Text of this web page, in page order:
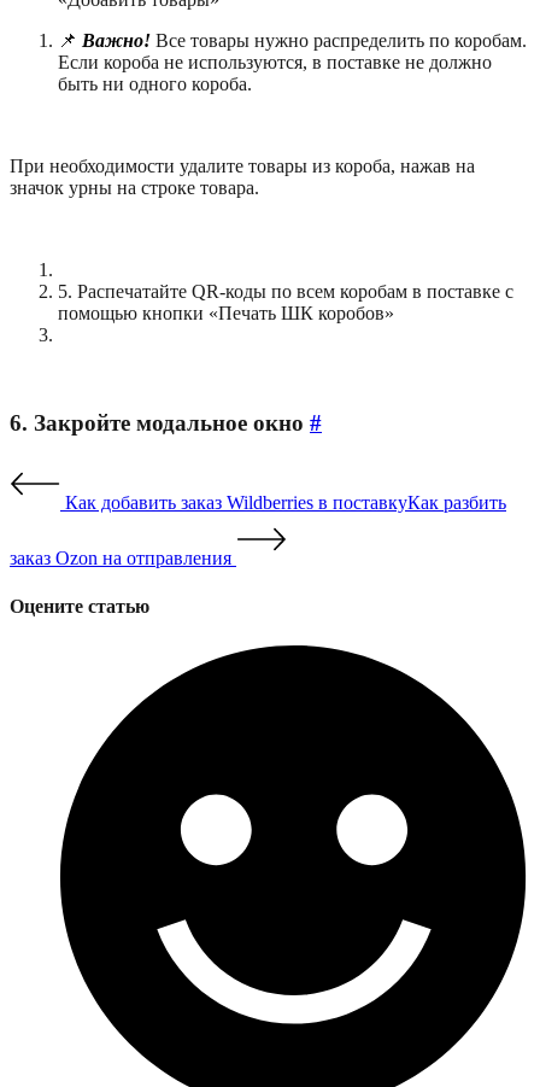
📌 Важно! Все товары нужно распределить по коробам.
Если короба не используются, в поставке не должно
быть ни одного короба.
При необходимости удалите товары из короба, нажав на
значок урны на строке товара.
5. Распечатайте QR-коды по всем коробам в поставке с
помощью кнопки «Печать ШК коробов»
6. Закройте модальное окно #
Как добавить заказ Wildberries в поставкуКак разбить
заказ Ozon на отправления
Оцените статью